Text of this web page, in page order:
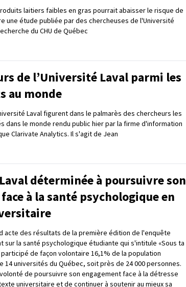
laitiers faibles en gras pourrait abaisser le risque de
une étude publiée par des chercheuses de l'Université
du CHU de Québec
de l’Université Laval parmi les
au monde
Laval figurent dans le palmarès des chercheurs les
dans le monde rendu public hier par la firme d'information
Clarivate Analytics. Il s'agit de Jean
déterminée à poursuivre son
à la santé psychologique en
acte des résultats de la première édition de l'enquête
sur la santé psychologique étudiante qui s'intitule «Sous ta
de façon volontaire 16,1% de la population
14 universités du Québec, soit près de 24 000 personnes.
de poursuivre son engagement face à la détresse
universitaire et de continuer à soutenir au mieux sa